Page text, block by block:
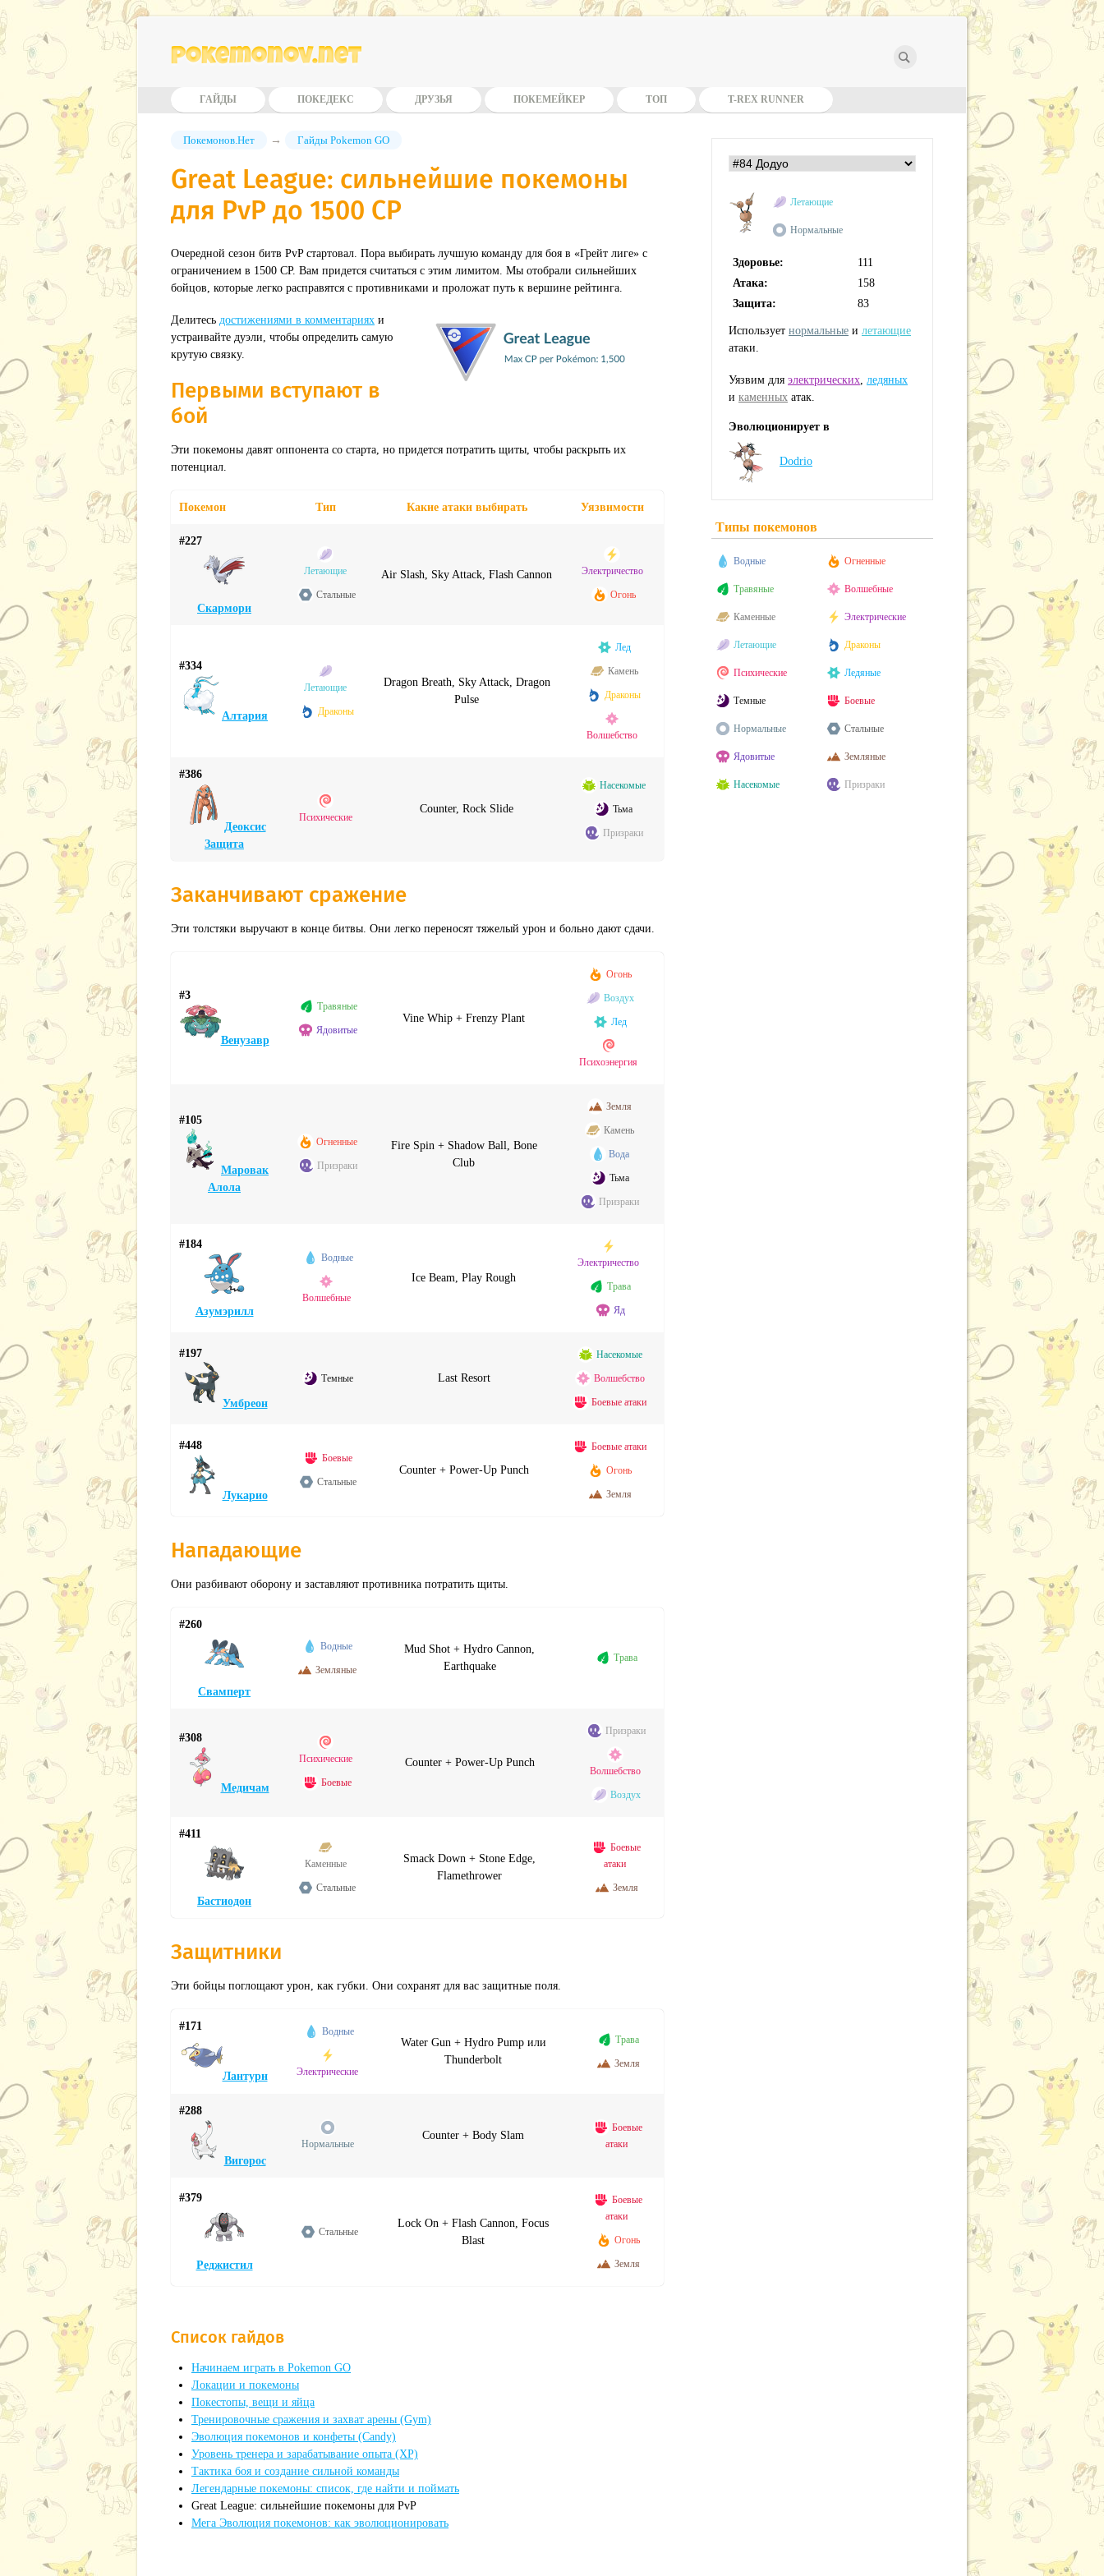
Pokemonov.net
ГАЙДЫ ПОКЕДЕКС ДРУЗЬЯ ПОКЕМЕЙКЕР ТОП T-REX RUNNER
Покемонов.Нет → Гайды Pokemon GO
Great League: сильнейшие покемоны
для PvP до 1500 CP
Очередной сезон битв PvP стартовал. Пора выбирать лучшую команду для боя в «Грейт лиге» с
ограничением в 1500 CP. Вам придется считаться с этим лимитом. Мы отобрали сильнейших
бойцов, которые легко расправятся с противниками и проложат путь к вершине рейтинга.
Делитесь достижениями в комментариях и
устраивайте дуэли, чтобы определить самую
крутую связку.
Первыми вступают в
бой
Эти покемоны давят оппонента со старта, но придется потратить щиты, чтобы раскрыть их
потенциал.
Покемон Тип Какие атаки выбирать Уязвимости
#227
Скармори
Летающие
Стальные
Air Slash, Sky Attack, Flash Cannon Электричество
Огонь
#334
Алтария
Летающие
Драконы
Dragon Breath, Sky Attack, Dragon
Pulse
Лед
Камень
Драконы
Волшебство
#386
Деоксис
Защита
Психические
Counter, Rock Slide
Насекомые
Тьма
Призраки
Заканчивают сражение
Эти толстяки выручают в конце битвы. Они легко переносят тяжелый урон и больно дают сдачи.
#3
Венузавр
Травяные
Ядовитые
Vine Whip + Frenzy Plant
Огонь
Воздух
Лед
Психоэнергия
#105
Маровак
Алола
Огненные
Призраки
Fire Spin + Shadow Ball, Bone
Club
Земля
Камень
Вода
Тьма
Призраки
#184
Азумэрилл
Водные
Волшебные
Ice Beam, Play Rough
Электричество
Трава
Яд
#197
Умбреон
Темные Last Resort
Насекомые
Волшебство
Боевые атаки
#448
Лукарио
Боевые
Стальные
Counter + Power-Up Punch
Боевые атаки
Огонь
Земля
Нападающие
Они разбивают оборону и заставляют противника потратить щиты.
#260
Свамперт
Водные
Земляные
Mud Shot + Hydro Cannon,
Earthquake
Трава
#308
Медичам
Психические
Боевые
Counter + Power-Up Punch
Призраки
Волшебство
Воздух
#411
Бастиодон
Каменные
Стальные
Smack Down + Stone Edge,
Flamethrower
Боевые
атаки
Земля
Защитники
Эти бойцы поглощают урон, как губки. Они сохранят для вас защитные поля.
#171
Лантурн
Водные
Электрические
Water Gun + Hydro Pump или
Thunderbolt
Трава
Земля
#288
Вигорос
Нормальные
Counter + Body Slam
Боевые
атаки
#379
Реджистил
Стальные
Lock On + Flash Cannon, Focus
Blast
Боевые
атаки
Огонь
Земля
Список гайдов
Начинаем играть в Pokemon GO
Локации и покемоны
Покестопы, вещи и яйца
Тренировочные сражения и захват арены (Gym)
Эволюция покемонов и конфеты (Candy)
Уровень тренера и зарабатывание опыта (XP)
Тактика боя и создание сильной команды
Легендарные покемоны: список, где найти и поймать
Great League: сильнейшие покемоны для PvP
Мега Эволюция покемонов: как эволюционировать
Летающие
Нормальные
Здоровье:
111
Атака:
158
Защита:
83
Использует нормальные и летающие
атаки.
Уязвим для электрических, ледяных
и каменных атак.
Эволюционирует в
Dodrio
Типы покемонов
Водные Огненные
Травяные Волшебные
Каменные Электрические
Летающие Драконы
Психические Ледяные
Темные Боевые
Нормальные Стальные
Ядовитые Земляные
Насекомые Призраки